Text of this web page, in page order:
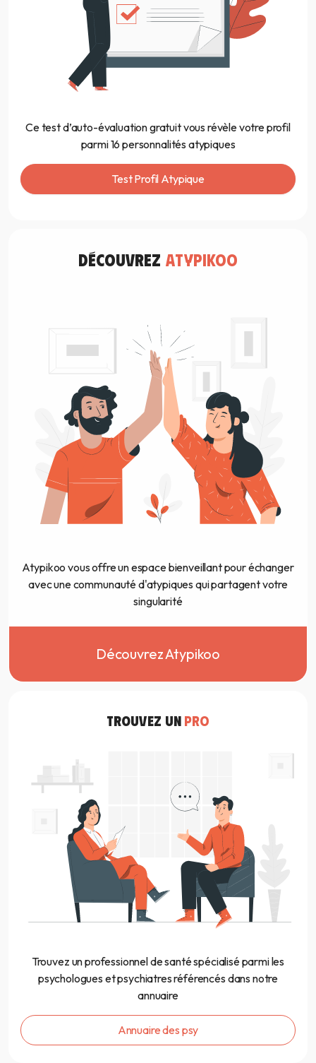
Ce test d’auto-évaluation gratuit vous révèle votre profil
parmi 16 personnalités atypiques
Test Profil Atypique
découvrez atypikoo
Atypikoo vous offre un espace bienveillant pour échanger
avec une communauté d'atypiques qui partagent votre
singularité
Découvrez Atypikoo
TROUVEZ UN PRO
Trouvez un professionnel de santé spécialisé parmi les
psychologues et psychiatres référencés dans notre
annuaire
Annuaire des psy